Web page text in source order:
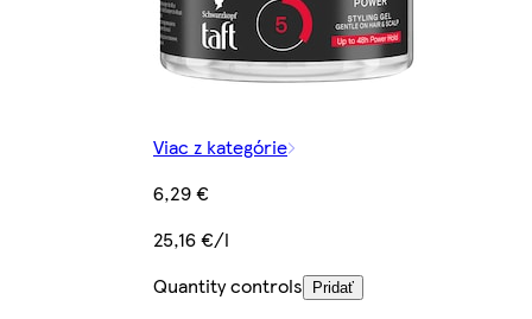
Viac z kategórie
6,29 €
25,16 €/l
Quantity controls
Pridať